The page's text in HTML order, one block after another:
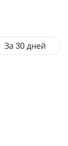
За 30 дней